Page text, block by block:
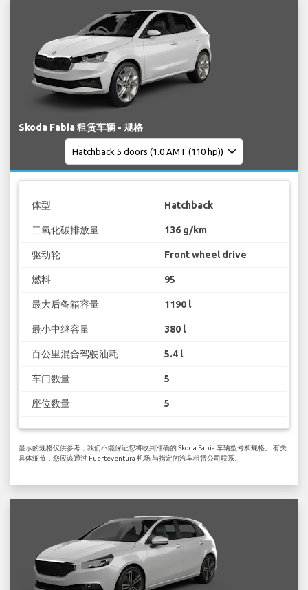
Skoda Fabia 租赁车辆 - 规格
体型 Hatchback
二氧化碳排放量 136 g/km
驱动轮 Front wheel drive
燃料 95
最大后备箱容量 1190 l
最小中继容量 380 l
百公里混合驾驶油耗 5.4 l
车门数量 5
座位数量 5
显示的规格仅供参考，我们不能保证您将收到准确的 Skoda Fabia 车辆型号和规格。 有关
具体细节，您应该通过 Fuerteventura 机场 与指定的汽车租赁公司联系。